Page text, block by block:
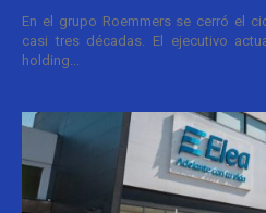
En el grupo Roemmers se cerró el
casi tres décadas. El ejecutivo
holding...